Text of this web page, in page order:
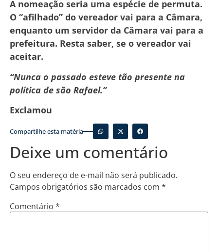
A nomeação seria uma espécie de permuta.
O “afilhado” do vereador vai para a Câmara,
enquanto um servidor da Câmara vai para a
prefeitura. Resta saber, se o vereador vai
aceitar.
“Nunca o passado esteve tão presente na
política de são Rafael.”
Exclamou
Compartilhe esta matéria
Deixe um comentário
O seu endereço de e-mail não será publicado.
Campos obrigatórios são marcados com *
Comentário *